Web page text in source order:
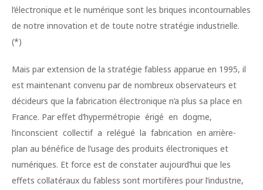
l’électronique et le numérique sont les briques incontournables
de notre innovation et de toute notre stratégie industrielle.
(*)
Mais par extension de la stratégie fabless apparue en 1995, il
est maintenant convenu par de nombreux observateurs et
décideurs que la fabrication électronique n’a plus sa place en
France. Par effet d’hypermétropie érigé en dogme,
l’inconscient collectif a relégué la fabrication en arrière-
plan au bénéfice de l’usage des produits électroniques et
numériques. Et force est de constater aujourd’hui que les
effets collatéraux du fabless sont mortifères pour l’industrie,